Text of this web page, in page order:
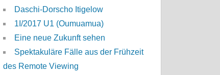
Daschi-Dorscho Itigelow
1I/2017 U1 (Oumuamua)
Eine neue Zukunft sehen
Spektakuläre Fälle aus der Frühzeit
des Remote Viewing